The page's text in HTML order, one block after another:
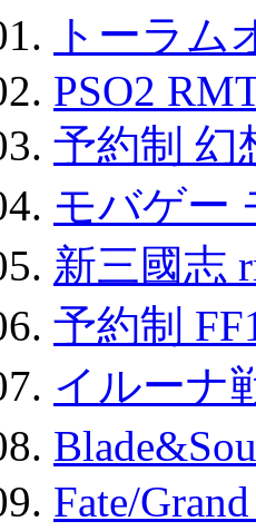
トーラム
PSO2
予約制 幻
モバゲー
新三國志
予約制
イルーナ
Fate/